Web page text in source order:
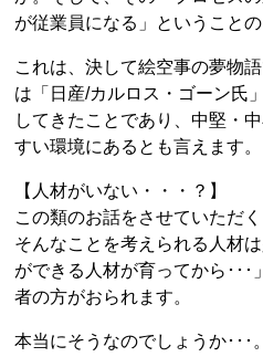
が従業員になる」ということ
これは、決して絵空事の夢物
は「日産/カルロス・ゴーン氏
してきたことであり、中堅・
すい環境にあるとも言えます。
【人材がいない・・・？】
この類のお話をさせていただ
そんなことを考えられる人材
ができる人材が育ってから･･･
者の方がおられます。
本当にそうなのでしょうか･･･